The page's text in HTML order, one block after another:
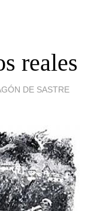
reales
DE SASTRE